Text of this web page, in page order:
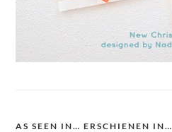
AS SEEN IN… ERSCHIENEN IN…